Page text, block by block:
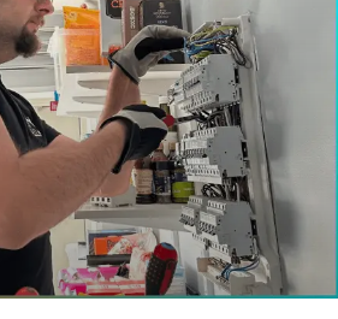
Hur en
kan modernisera ditt
elpriser har intresset för
i höjden. Många hushåll i Solna